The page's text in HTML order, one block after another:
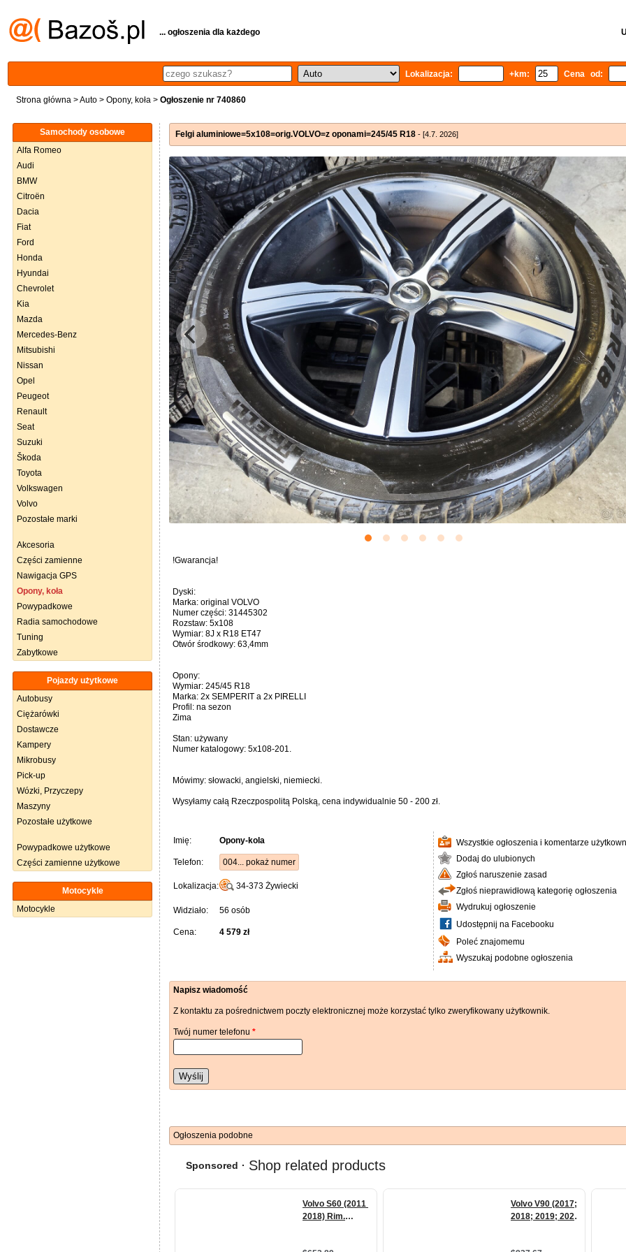
... ogłoszenia dla każdego
Lokalizacja: +km: Cena od:
Strona główna >Auto > Opony, koła > Ogłoszenie nr 740860
Samochody osobowe
Alfa Romeo
Audi
BMW
Citroën
Dacia
Fiat
Ford
Honda
Hyundai
Chevrolet
Kia
Mazda
Mercedes-Benz
Mitsubishi
Nissan
Opel
Peugeot
Renault
Seat
Suzuki
Škoda
Toyota
Volkswagen
Volvo
Pozostałe marki
Akcesoria
Części zamienne
Nawigacja GPS
Opony, koła
Powypadkowe
Radia samochodowe
Tuning
Zabytkowe
Pojazdy użytkowe
Autobusy
Ciężarówki
Dostawcze
Kampery
Mikrobusy
Pick-up
Wózki, Przyczepy
Maszyny
Pozostałe użytkowe
Powypadkowe użytkowe
Części zamienne użytkowe
Motocykle
Motocykle
Felgi aluminiowe=5x108=orig.VOLVO=z oponami=245/45 R18 - [4.7. 2026]
!Gwarancja!
Dyski:
Marka: original VOLVO
Numer części: 31445302
Rozstaw: 5x108
Wymiar: 8J x R18 ET47
Otwór środkowy: 63,4mm
Opony:
Wymiar: 245/45 R18
Marka: 2x SEMPERIT a 2x PIRELLI
Profil: na sezon
Zima
Stan: używany
Numer katalogowy: 5x108-201.
Mówimy: słowacki, angielski, niemiecki.
Wysyłamy całą Rzeczpospolitą Polską, cena indywidualnie 50 - 200 zł.
Imię: Opony-kola
Telefon: 004... pokaż numer
Lokalizacja: 34-373 Żywiecki
Widziało: 56 osób
Cena: 4 579 zł
Wszystkie ogłoszenia i komentarze
Dodaj do ulubionych
Zgłoś naruszenie zasad
Zgłoś nieprawidłową kategorię ogłoszenia
Wydrukuj ogłoszenie
Udostępnij na Facebooku
Poleć znajomemu
Wyszukaj podobne ogłoszenia
Napisz wiadomość
Z kontaktu za pośrednictwem poczty elektronicznej może korzystać tylko zweryfikowany użytkownik.
Twój numer telefonu *
Wyślij
Ogłoszenia podobne